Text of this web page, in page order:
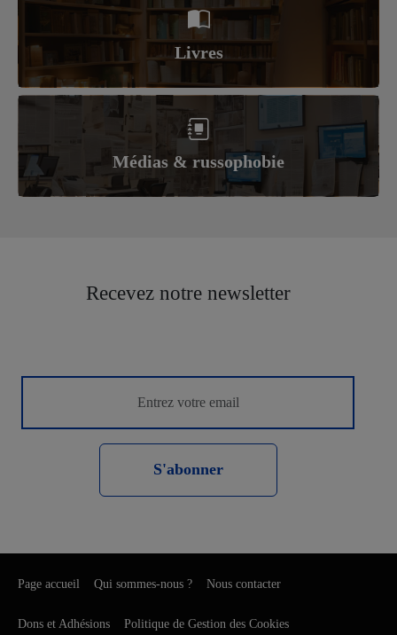
Livres
Médias & russophobie
Recevez notre newsletter
S'abonner
Page accueil Qui sommes-nous ? Nous contacter
Dons et Adhésions Politique de Gestion des Cookies